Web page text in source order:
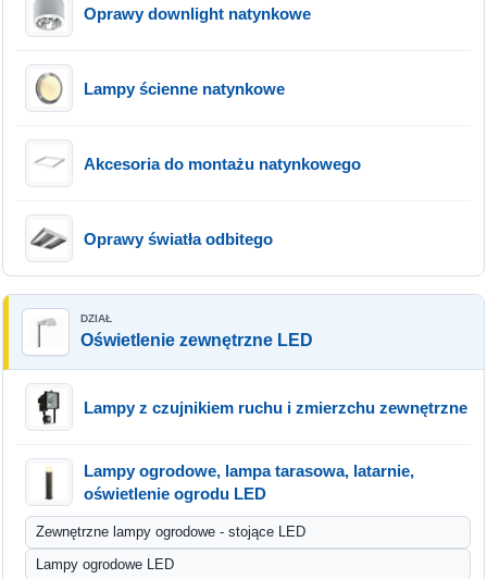
Oprawy downlight natynkowe
Lampy ścienne natynkowe
Akcesoria do montażu natynkowego
Oprawy światła odbitego
Oświetlenie zewnętrzne LED
Lampy z czujnikiem ruchu i zmierzchu zewnętrzne
Lampy ogrodowe, lampa tarasowa, latarnie,
oświetlenie ogrodu LED
Zewnętrzne lampy ogrodowe - stojące LED
Lampy ogrodowe LED